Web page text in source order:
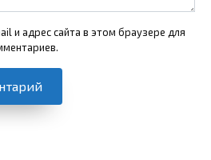
и адрес сайта в этом браузере для